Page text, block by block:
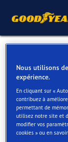
Audi
Nous utilisons
expérience.
En cliquant sur «
contribuez à
permettant de
utilisez notre site et
modifier vos
cookies » ou en